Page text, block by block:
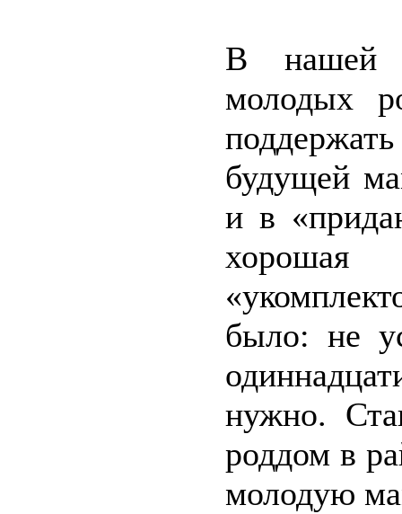
В нашей
молодых
будущей
и в
было: не
нужно.
роддом в
молодую